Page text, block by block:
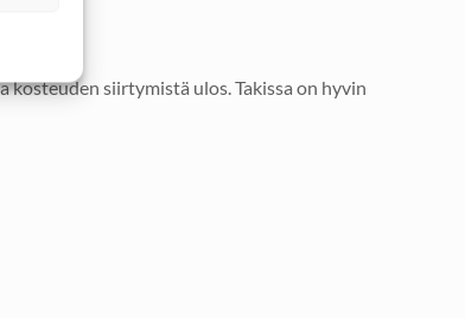
kosteuden siirtymistä ulos. Takissa on hyvin